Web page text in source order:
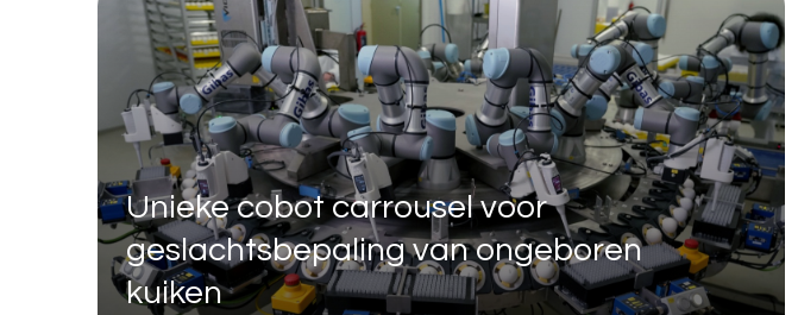
Unieke cobot carrousel voor
geslachtsbepaling van ongeboren
kuiken